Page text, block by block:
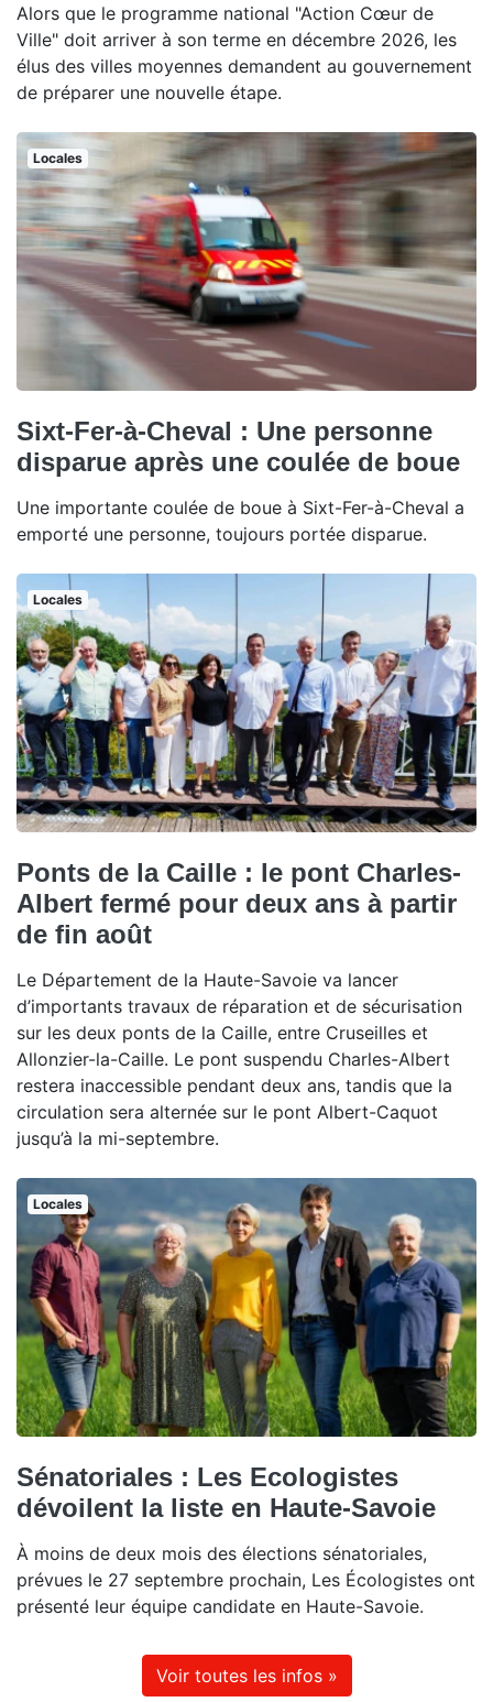
Alors que le programme national "Action Cœur de
Ville" doit arriver à son terme en décembre 2026, les
élus des villes moyennes demandent au gouvernement
de préparer une nouvelle étape.
Locales
Sixt-Fer-à-Cheval : Une personne
disparue après une coulée de boue
Une importante coulée de boue à Sixt-Fer-à-Cheval a
emporté une personne, toujours portée disparue.
Locales
Ponts de la Caille : le pont Charles-
Albert fermé pour deux ans à partir
de fin août
Le Département de la Haute-Savoie va lancer
d’importants travaux de réparation et de sécurisation
sur les deux ponts de la Caille, entre Cruseilles et
Allonzier-la-Caille. Le pont suspendu Charles-Albert
restera inaccessible pendant deux ans, tandis que la
circulation sera alternée sur le pont Albert-Caquot
jusqu’à la mi-septembre.
Locales
Sénatoriales : Les Ecologistes
dévoilent la liste en Haute-Savoie
À moins de deux mois des élections sénatoriales,
prévues le 27 septembre prochain, Les Écologistes ont
présenté leur équipe candidate en Haute-Savoie.
Voir toutes les infos »